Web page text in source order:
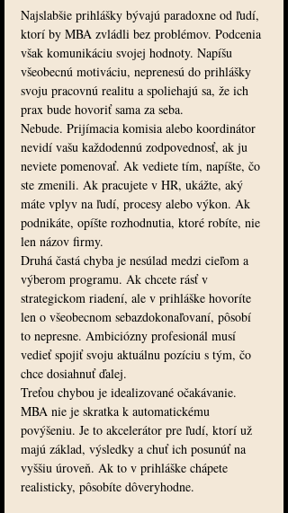
Najslabšie prihlášky bývajú paradoxne od ľudí,
ktorí by MBA zvládli bez problémov. Podcenia
však komunikáciu svojej hodnoty. Napíšu
všeobecnú motiváciu, neprenesú do prihlášky
svoju pracovnú realitu a spoliehajú sa, že ich
prax bude hovoriť sama za seba.
Nebude. Prijímacia komisia alebo koordinátor
nevidí vašu každodennú zodpovednosť, ak ju
neviete pomenovať. Ak vediete tím, napíšte, čo
ste zmenili. Ak pracujete v HR, ukážte, aký
máte vplyv na ľudí, procesy alebo výkon. Ak
podnikáte, opíšte rozhodnutia, ktoré robíte, nie
len názov firmy.
Druhá častá chyba je nesúlad medzi cieľom a
výberom programu. Ak chcete rásť v
strategickom riadení, ale v prihláške hovoríte
len o všeobecnom sebazdokonaľovaní, pôsobí
to nepresne. Ambiciózny profesionál musí
vedieť spojiť svoju aktuálnu pozíciu s tým, čo
chce dosiahnuť ďalej.
Treťou chybou je idealizované očakávanie.
MBA nie je skratka k automatickému
povýšeniu. Je to akcelerátor pre ľudí, ktorí už
majú základ, výsledky a chuť ich posunúť na
vyššiu úroveň. Ak to v prihláške chápete
realisticky, pôsobíte dôveryhodne.